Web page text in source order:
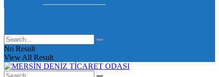
No Result
View All Result